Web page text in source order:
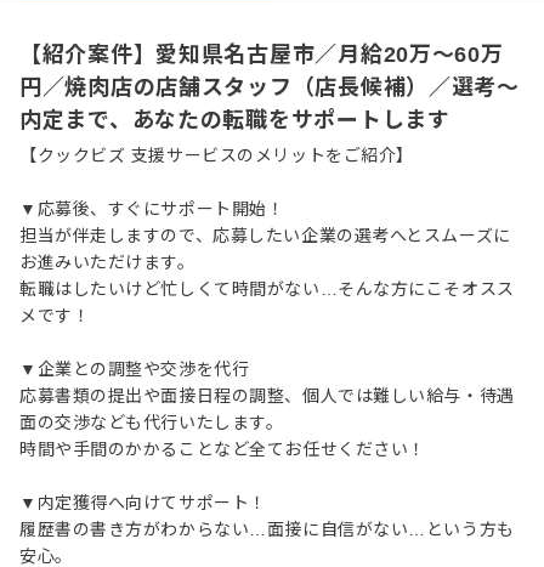
【紹介案件】愛知県名古屋市／月給20万～60万
円／焼肉店の店舗スタッフ（店長候補）／選考～
内定まで、あなたの転職をサポートします
【クックビズ 支援サービスのメリットをご紹介】
▼応募後、すぐにサポート開始！
担当が伴走しますので、応募したい企業の選考へとスムーズに
お進みいただけます。
転職はしたいけど忙しくて時間がない…そんな方にこそオスス
メです！
▼企業との調整や交渉を代行
応募書類の提出や面接日程の調整、個人では難しい給与・待遇
面の交渉なども代行いたします。
時間や手間のかかることなど全てお任せください！
▼内定獲得へ向けてサポート！
履歴書の書き方がわからない…面接に自信がない…という方も
安心。